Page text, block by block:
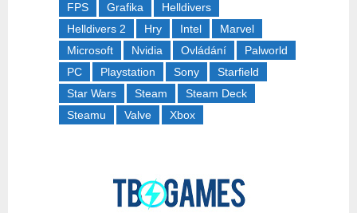
FPS
Grafika
Helldivers
Helldivers 2
Hry Intel
Marvel
Microsoft
Nvidia Ovládání
Palworld
PC
Playstation Sony
Starfield
Star Wars
Steam
Steam Deck
Steamu
Valve Xbox